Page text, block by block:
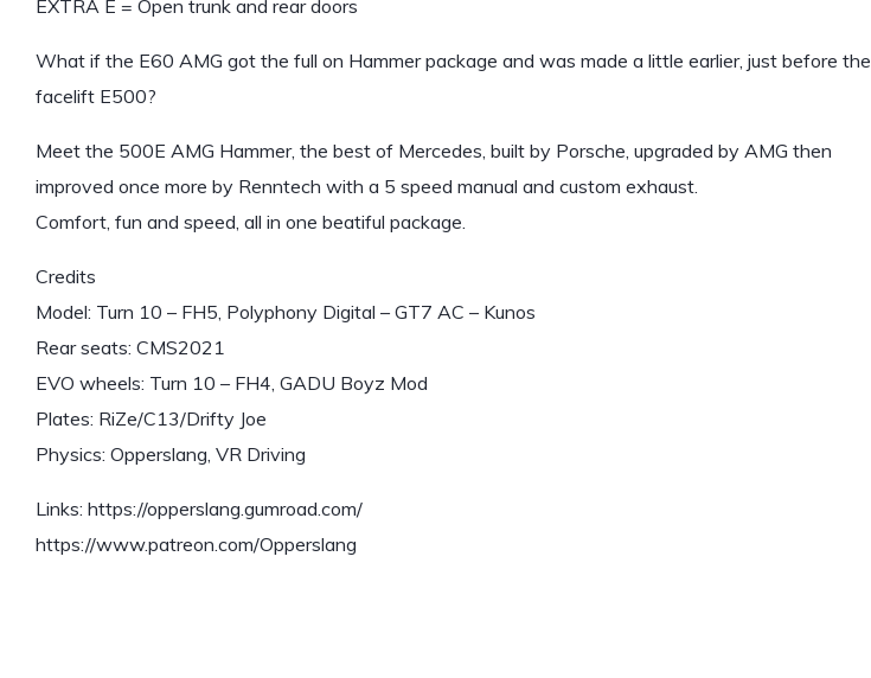
EXTRA E = Open trunk and rear doors
What if the E60 AMG got the full on Hammer package and was made a little earlier, just before the
facelift E500?
Meet the 500E AMG Hammer, the best of Mercedes, built by Porsche, upgraded by AMG then
improved once more by Renntech with a 5 speed manual and custom exhaust.
Comfort, fun and speed, all in one beatiful package.
Credits
Model: Turn 10 – FH5, Polyphony Digital – GT7 AC – Kunos
Rear seats: CMS2021
EVO wheels: Turn 10 – FH4, GADU Boyz Mod
Plates: RiZe/C13/Drifty Joe
Physics: Opperslang, VR Driving
Links: https://opperslang.gumroad.com/
https://www.patreon.com/Opperslang